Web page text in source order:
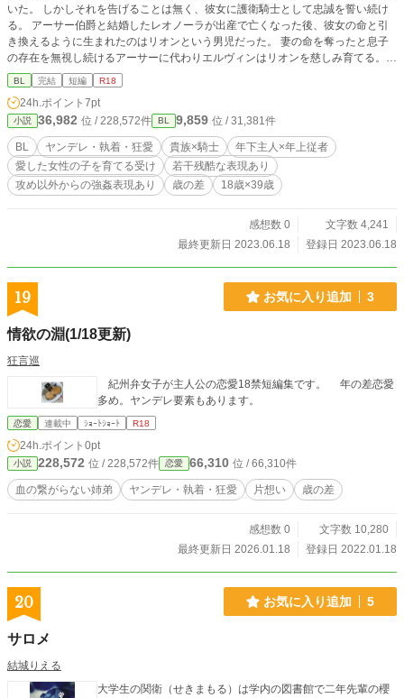
いた。 しかしそれを告げることは無く、彼女に護衛騎士として忠誠を誓い続け
る。 アーサー伯爵と結婚したレオノーラが出産で亡くなった後、彼女の命と引
き換えるように生まれたのはリオンという男児だった。 妻の命を奪ったと息子
の存在を無視し続けるアーサーに代わりエルヴィンはリオンを慈しみ育てる。
レオノーラと瓜二つの外見になったリオンは親の愛を知らないとは思えない程快
活な少年になっていた。 彼の十八歳の誕生日、レオノーラの墓参りから帰った
エルヴィンはリオンの姿が見えないことを不審がる。 使用人から彼が父親に連
れていかれたと聞いた騎士は忌まわしい記憶と共に当主の寝室へ向かった。
BL 完結 短編 R18
24h.ポイント 7pt
小説 36,982 位 / 228,572件 BL 9,859 位 / 31,381件
BL ヤンデレ・執着・狂愛 貴族×騎士
年下主人×年上従者
愛した女性の子を育てる受け
若干残酷な表現あり
攻め以外からの強姦表現あり
歳の差 18歳×39歳
感想数 0
文字数 4,241
最終更新日 2023.06.18
登録日 2023.06.18
19 お気に入り追加 3
情欲の淵(1/18更新)
狂言巡
紀州弁女子が主人公の恋愛18禁短編集です。 年の差恋愛
多め。ヤンデレ要素もあります。
恋愛 連載中 ｼｮｰﾄｼｮｰﾄ R18
24h.ポイント 0pt
小説 228,572 位 / 228,572件 恋愛 66,310 位 / 66,310件
血の繋がらない姉弟 ヤンデレ・執着・狂愛 片想い 歳の差
感想数 0
文字数 10,280
最終更新日 2026.01.18
登録日 2022.01.18
20 お気に入り追加 5
サロメ
結城りえる
大学生の関衛（せきまもる）は学内の図書館で二年先輩の櫻